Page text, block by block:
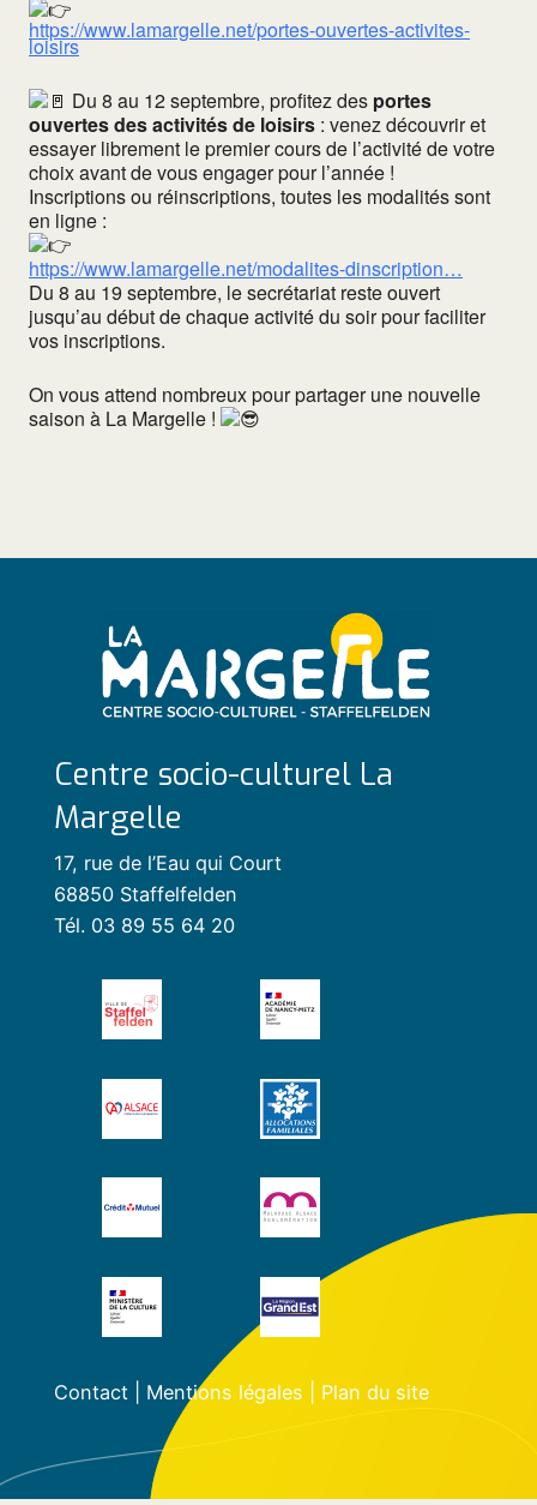
https://www.lamargelle.net/portes-ouvertes-activites-
loisirs
Du 8 au 12 septembre, profitez des portes
ouvertes des activités de loisirs : venez découvrir et
essayer librement le premier cours de l’activité de votre
choix avant de vous engager pour l’année !
Inscriptions ou réinscriptions, toutes les modalités sont
en ligne :
https://www.lamargelle.net/modalites-dinscription…
Du 8 au 19 septembre, le secrétariat reste ouvert
jusqu’au début de chaque activité du soir pour faciliter
vos inscriptions.
On vous attend nombreux pour partager une nouvelle
saison à La Margelle !
Centre socio-culturel La
Margelle
17, rue de l’Eau qui Court
68850 Staffelfelden
Tél. 03 89 55 64 20
Contact| Mentions légales Plan du site